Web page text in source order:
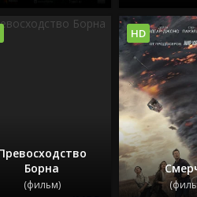
Борна
(фильм)
HD